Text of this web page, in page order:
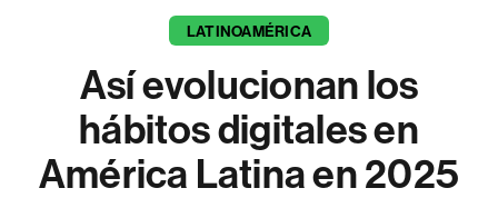
LATINOAMÉRICA
Así evolucionan los
hábitos digitales en
América Latina en 2025